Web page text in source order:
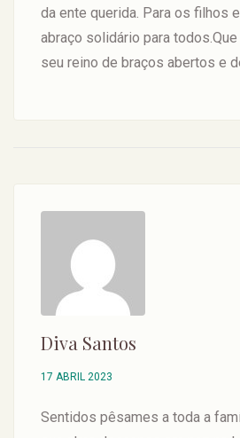
da ente querida. Para os filhos
abraço solidário para
seu reino de braços abertos e
Diva Santos
17 ABRIL 2023
Sentidos pêsames a toda a